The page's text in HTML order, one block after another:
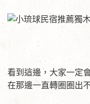
看到這邊，大家一定
在那邊一直轉圈圈出